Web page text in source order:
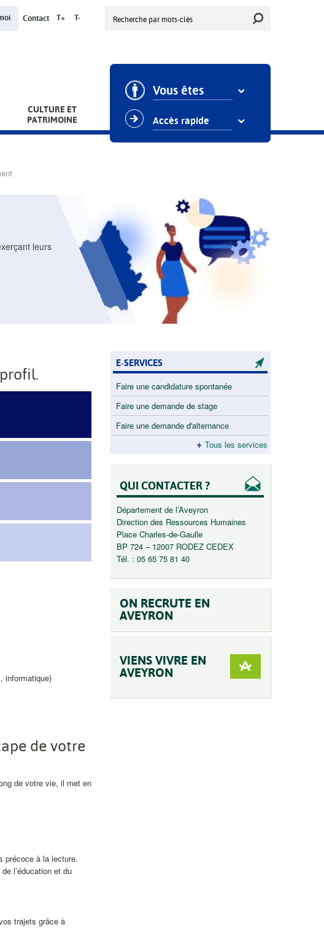
Contact T+ T-
CULTURE ET
PATRIMOINE
Vous êtes
Accès rapide
leurs
informatique)
de votre
de votre vie, il met en
précoce à la lecture.
l’éducation et du
trajets grâce à
E-SERVICES
Faire une candidature spontanée
Faire une demande de stage
Faire une demande d'alternance
Tous les services
QUI CONTACTER ?
Département de l’Aveyron
Direction des Ressources Humaines
Place Charles-de-Gaulle
BP 724 – 12007 RODEZ CEDEX
Tél. : 05 65 75 81 40
ON RECRUTE EN
AVEYRON
VIENS VIVRE EN
AVEYRON